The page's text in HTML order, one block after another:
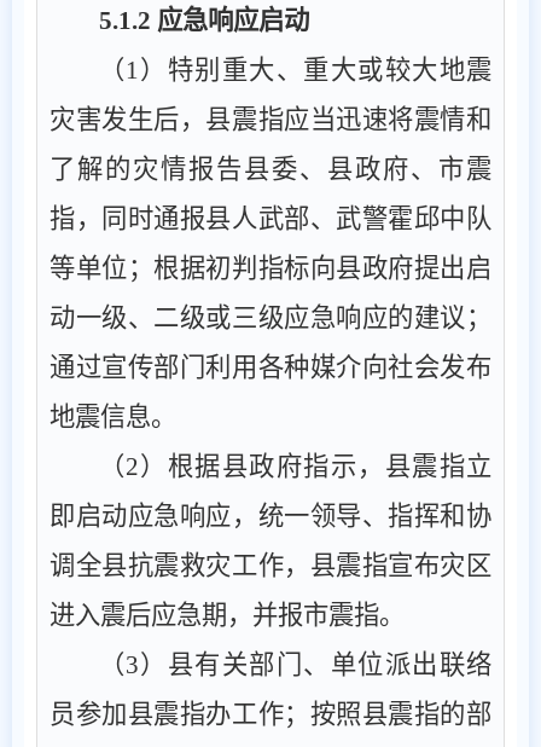
5.1.2 应急响应启动
（ 1 ）特别重大、 重大或较大地震
灾害发生后， 县震指应当迅速将震情和
了解的灾情报告县委、 县政府、市震
指，同时通报县人武部、武警霍邱中队
等单位；根据初判指标向县政府提出启
动一级、二级或三级应急响应的建议；
通过宣传部门利用各种媒介向社会发布
地震信息。
（2） 根据县政府指示，县震指立
即启动应急响应，统一领导、指挥和协
调全县抗震救灾工作，县震指宣布灾区
进入震后应急期，并报市震指。
（3）县有关部门、单位派出联络
员参加县震指办工作；按照县震指的部